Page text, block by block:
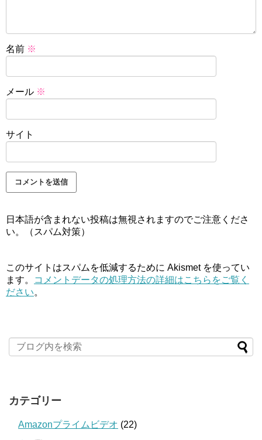
名前 ※
メール ※
サイト
日本語が含まれない投稿は無視されますのでご注意くださ
い。（スパム対策）
このサイトはスパムを低減するために Akismet を使ってい
ます。
コメントデータの処理方法の詳細はこちらをご覧く
ださい。
カテゴリー
Amazonプライムビデオ (22)